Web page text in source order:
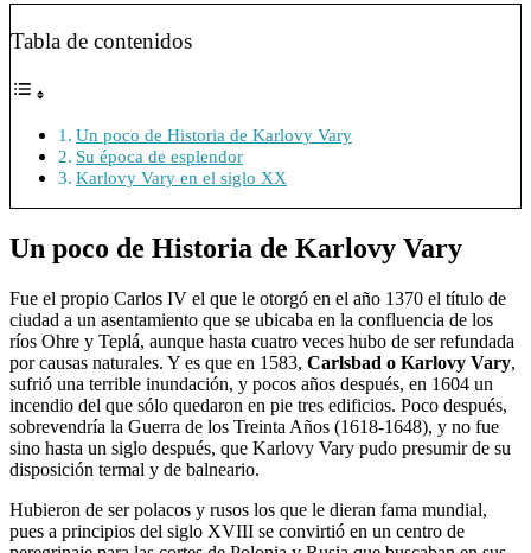
Tabla de contenidos
Un poco de Historia de Karlovy Vary
Su época de esplendor
Karlovy Vary en el siglo XX
Un poco de Historia de Karlovy Vary
Fue el propio Carlos IV el que le otorgó en el año 1370 el título de
ciudad a un asentamiento que se ubicaba en la confluencia de los
ríos Ohre y Teplá, aunque hasta cuatro veces hubo de ser refundada
por causas naturales. Y es que en 1583, Carlsbad o Karlovy Vary,
sufrió una terrible inundación, y pocos años después, en 1604 un
incendio del que sólo quedaron en pie tres edificios. Poco después,
sobrevendría la Guerra de los Treinta Años (1618-1648), y no fue
sino hasta un siglo después, que Karlovy Vary pudo presumir de su
disposición termal y de balneario.
Hubieron de ser polacos y rusos los que le dieran fama mundial,
pues a principios del siglo XVIII se convirtió en un centro de